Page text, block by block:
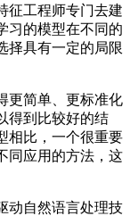
征工程师专门去建
习的模型在不同的
择具有一定的局限
简单、更标准化
得到比较好的结
相比，一个很重要
同应用的方法，这
自然语言处理技